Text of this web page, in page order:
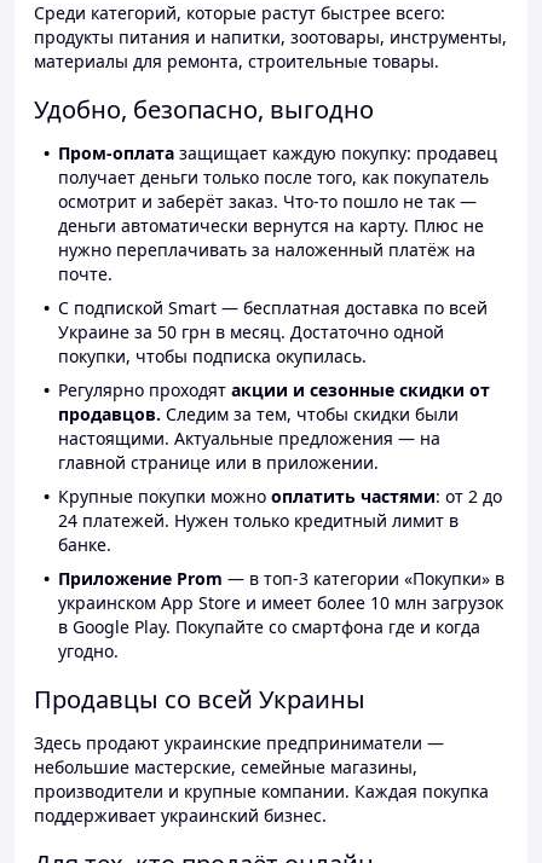
Среди категорий, которые растут быстрее всего:
продукты питания и напитки, зоотовары, инструменты,
материалы для ремонта, строительные товары.
Удобно, безопасно, выгодно
Пром-оплата защищает каждую покупку: продавец
получает деньги только после того, как покупатель
осмотрит и заберёт заказ. Что-то пошло не так —
деньги автоматически вернутся на карту. Плюс не
нужно переплачивать за наложенный платёж на
почте.
С подпиской Smart — бесплатная доставка по всей
Украине за 50 грн в месяц. Достаточно одной
покупки, чтобы подписка окупилась.
Регулярно проходят акции и сезонные скидки от
продавцов. Следим за тем, чтобы скидки были
настоящими. Актуальные предложения — на
главной странице или в приложении.
Крупные покупки можно оплатить частями: от 2 до
24 платежей. Нужен только кредитный лимит в
банке.
Приложение Prom — в топ-3 категории «Покупки» в
украинском App Store и имеет более 10 млн загрузок
в Google Play. Покупайте со смартфона где и когда
угодно.
Продавцы со всей Украины
Здесь продают украинские предприниматели —
небольшие мастерские, семейные магазины,
производители и крупные компании. Каждая покупка
поддерживает украинский бизнес.